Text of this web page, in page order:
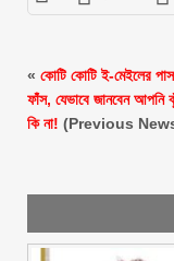
« কোটি কোটি ই-মেইলের
ফাঁস, যেভাবে জানবেন আপনি
কি না! (Previous